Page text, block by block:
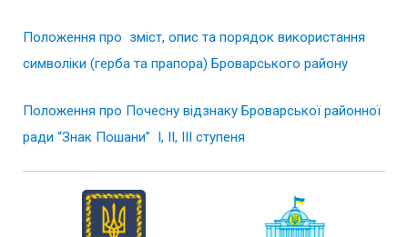
Положення про зміст, опис та порядок використання
символіки (герба та прапора) Броварського району
Положення про Почесну відзнаку Броварської районної
ради “Знак Пошани” І, ІІ, ІІІ ступеня